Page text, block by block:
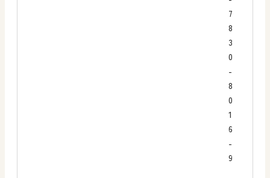
7
8
3
0
-
8
0
1
6
-
9